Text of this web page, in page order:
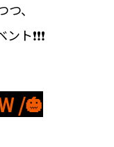
、
❗❗❗
/🎃